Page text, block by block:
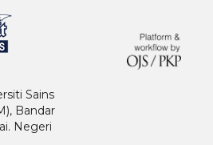
Sains
Bandar
Negeri